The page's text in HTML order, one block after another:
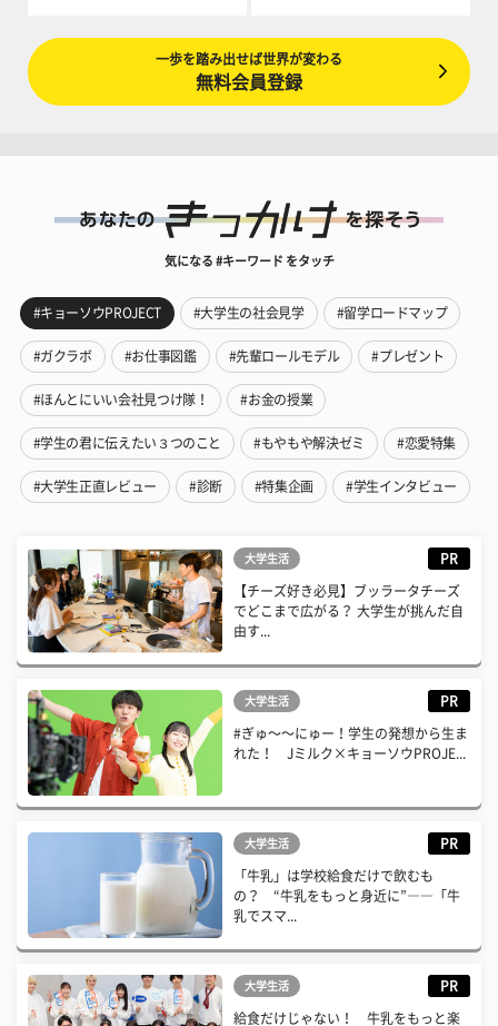
一歩を踏み出せば世界が変わる
無料会員登録
気になる #キーワード をタッチ
#キョーソウPROJECT #大学生の社会見学 #留学ロードマップ
#ガクラボ #お仕事図鑑 #先輩ロールモデル #プレゼント
#ほんとにいい会社見つけ隊！ #お金の授業
#学生の君に伝えたい３つのこと #もやもや解決ゼミ #恋愛特集
#大学生正直レビュー #診断 #特集企画 #学生インタビュー
大学生活 PR
【チーズ好き必見】ブッラータチーズ
でどこまで広がる？ 大学生が挑んだ自
由す...
大学生活 PR
#ぎゅ〜〜にゅー！学生の発想から生ま
れた！ Jミルク×キョーソウPROJE...
大学生活 PR
「牛乳」は学校給食だけで飲むも
の？ “牛乳をもっと身近に”――「牛
乳でスマ...
大学生活 PR
給食だけじゃない！ 牛乳をもっと楽